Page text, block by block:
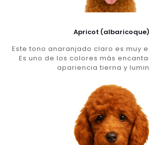
Apricot (albaricoque)
Este tono anaranjado claro es muy
Es uno de los colores más
apariencia tierna y